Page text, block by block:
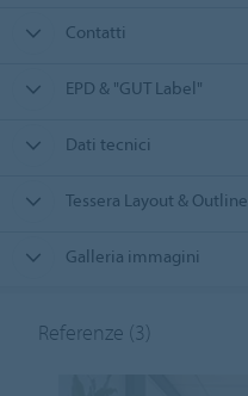
Contatti
EPD & "GUT Label"
Dati tecnici
Tessera Layout & Outline
Galleria immagini
Referenze (3)